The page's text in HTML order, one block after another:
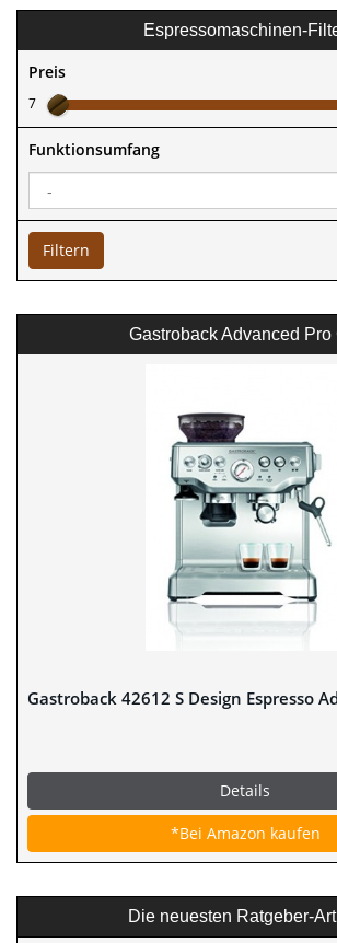
Espressomaschinen-
Preis
7
Funktionsumfang
Filtern
Gastroback Advanced Pro
Gastroback 42612 S Design Espresso
Details
*Bei Amazon kaufen
Die neuesten Ratgeber-